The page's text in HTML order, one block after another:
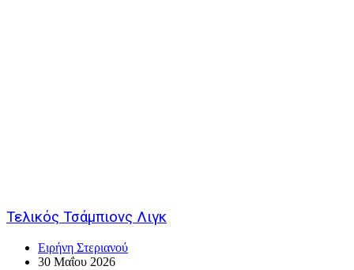
Τελικός Τσάμπιονς Λιγκ
Ειρήνη Στεριανού
30 Μαΐου 2026